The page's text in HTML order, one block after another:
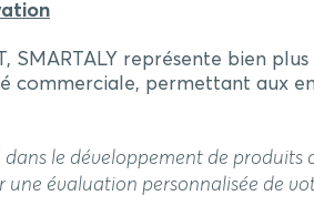
SMARTALY représente bien
commerciale, permettant aux
dans le développement de
évaluation personnalisée de